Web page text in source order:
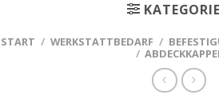
START / WERKSTATTBEDARF /
/